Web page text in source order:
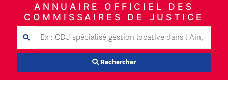
ANNUAIRE OFFICIEL DES
COMMISSAIRES DE JUSTICE
Rechercher